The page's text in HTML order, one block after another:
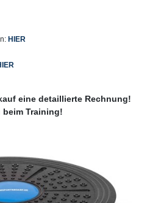
HIER
eine detaillierte Rechnung!
beim Training!